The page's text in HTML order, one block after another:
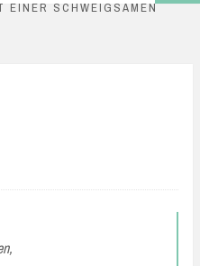
EINER SCHWEIGSAMEN